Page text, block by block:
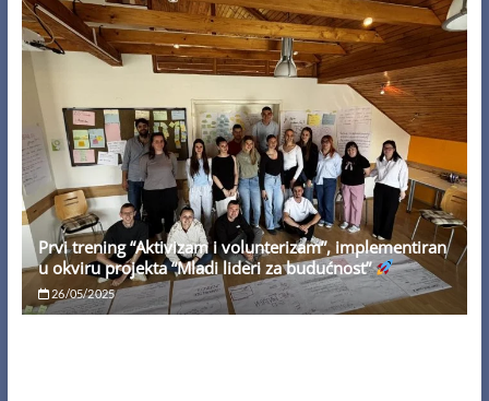
Prvi trening “Aktivizam i volunterizam”, implementiran
u okviru projekta “Mladi lideri za budućnost”
26/05/2025